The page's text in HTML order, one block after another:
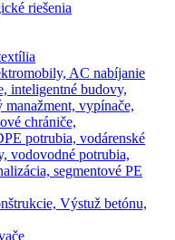
riešenia
AC nabíjanie
inteligentné budovy,
manažment, vypínače,
chrániče,
potrubia, vodárenské
vodovodné potrubia,
segmentové PE
Výstuž betónu,